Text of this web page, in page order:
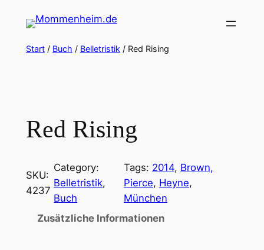
Inhalt
springen
Start/ Buch / Belletristik / Red Rising
Red Rising
SKU:
4237
Category:
Belletristik
Buch
Tags: 2014, Brown,
Pierce, Heyne
München
Zusätzliche Informationen